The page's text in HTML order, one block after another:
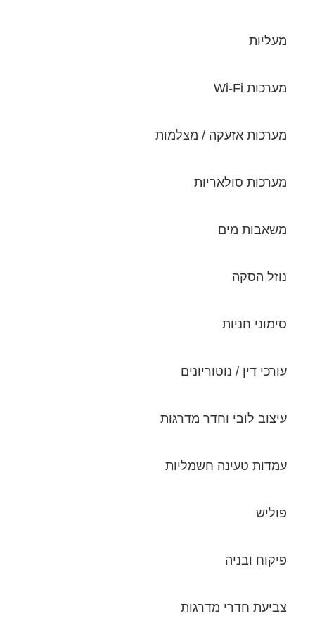
מעליות
מערכות Wi-Fi
מערכות אזעקה / מצלמות
מערכות סולאריות
משאבות מים
נוזל הסקה
סימוני חניות
עורכי דין / נוטוריונים
עיצוב לובי וחדר מדרגות
עמדות טעינה חשמליות
פוליש
פיקוח ובניה
צביעת חדרי מדרגות